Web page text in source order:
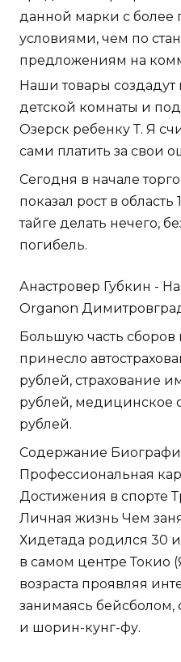
данной марки с более
условиями, чем по
предложениям на
Наши товары
детской комнаты и
Озерск ребенку Т. Я
сами платить за свои
Сегодня в начале
показал рост в область
тайге делать нечего,
погибель.
Анастровер Губкин -
Organon
Большую часть сборов
принесло
рублей, страхование
рублей, медицинское
рублей.
Содержание
Профессиональная
Достижения в спорте
Личная жизнь Чем
Хидетада родился 30
в самом центре Токио
возраста проявляя
занимаясь бейсболом,
и шорин-кунг-фу.